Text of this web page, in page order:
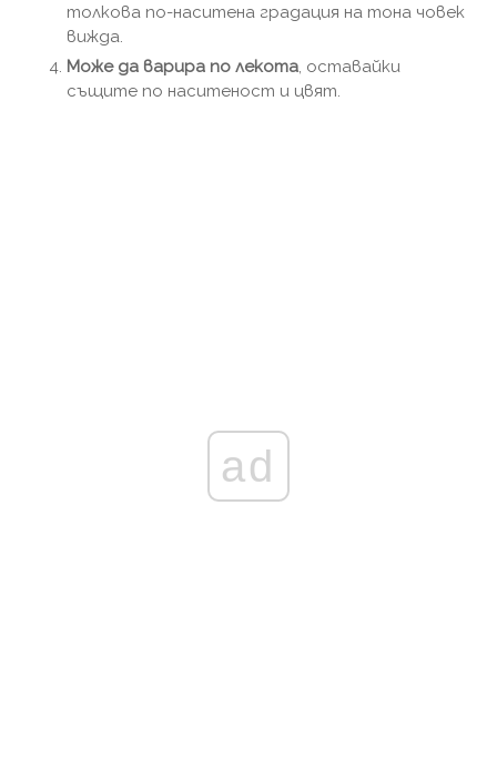
толкова по-наситена градация на тона човек
вижда.
Може да варира по лекота, оставайки
същите по наситеност и цвят.
ad